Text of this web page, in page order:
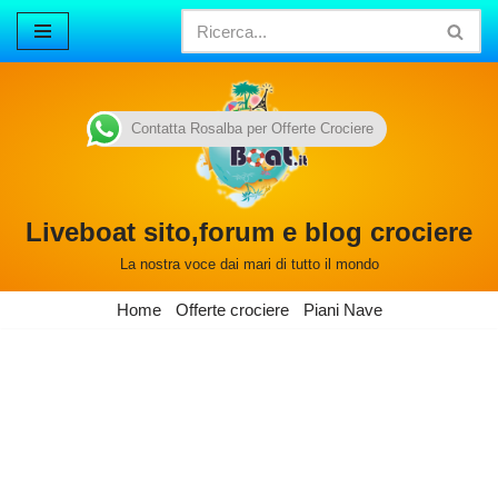
Vai
Liveboat sito,forum e blog crociere
La nostra voce dai mari di tutto il mondo
Home Offerte crociere Piani Nave
Contatta Rosalba per Offerte Crociere